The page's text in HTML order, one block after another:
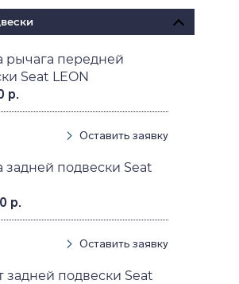
рычага передней
Seat LEON
р.
Оставить заявку
задней подвески Seat
р.
Оставить заявку
задней подвески Seat